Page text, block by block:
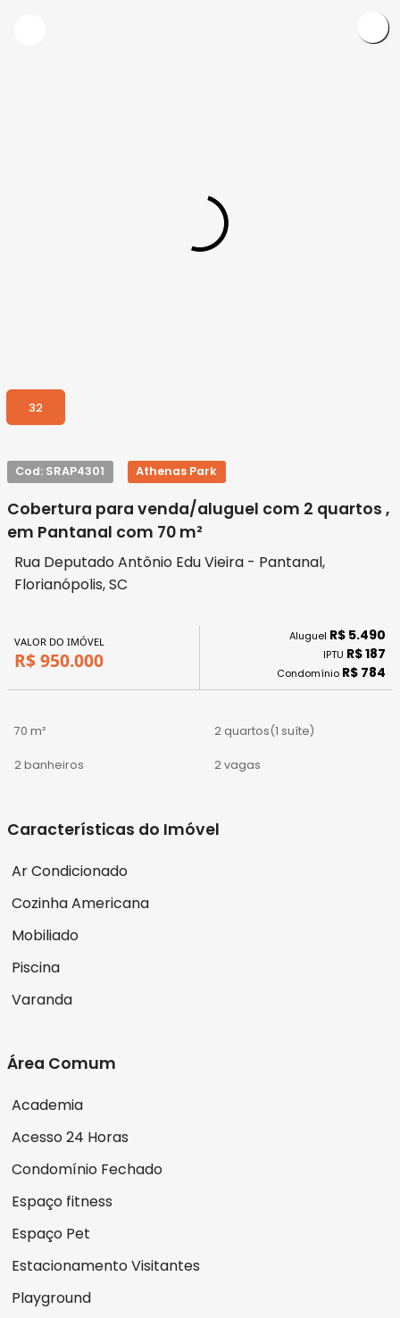
32
Cod: SRAP4301 Athenas Park
Cobertura para venda/aluguel com 2 quartos ,
em Pantanal com 70 m²
Rua Deputado Antônio Edu Vieira - Pantanal,
Florianópolis, SC
VALOR DO IMÓVEL
R$ 950.000
Aluguel R$ 5.490
IPTU R$ 187
Condomínio R$ 784
70 m² 2 quartos(1 suíte)
2 banheiros 2 vagas
Características do Imóvel
Ar Condicionado
Cozinha Americana
Mobiliado
Piscina
Varanda
Área Comum
Academia
Acesso 24 Horas
Condomínio Fechado
Espaço fitness
Espaço Pet
Estacionamento Visitantes
Playground